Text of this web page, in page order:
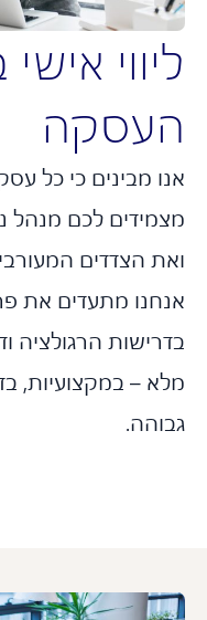
אישי
מבינים כי כל עסקה
לכם מנהל
הצדדים המעורבים
מתעדים את פרטי
הרגולציה
– במקצועיות,